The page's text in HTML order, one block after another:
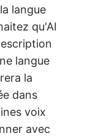
langue
qu'AI
langue
la
dans
voix
avec